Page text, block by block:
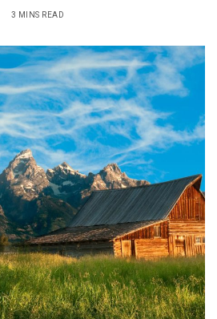
3 MINS READ